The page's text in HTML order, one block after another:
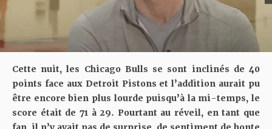
Cette nuit, les Chicago Bulls se sont inclinés de 40
points face aux Detroit Pistons et l’addition aurait pu
être encore bien plus lourde puisqu’à la mi-temps, le
score était de 71 à 29. Pourtant au réveil, en tant que